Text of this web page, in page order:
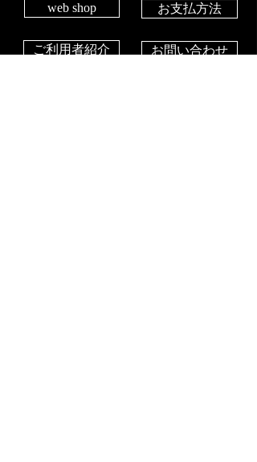
web shop
ご利用者紹介
お支払方法
お問い合わせ